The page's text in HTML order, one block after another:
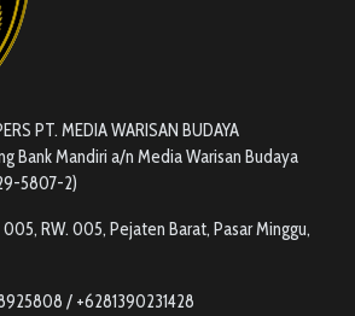
PT. MEDIA WARISAN BUDAYA
Bank Mandiri a/n Media Warisan Budaya
5807-2)
005, RW. 005, Pejaten Barat, Pasar Minggu,
/ +6281390231428